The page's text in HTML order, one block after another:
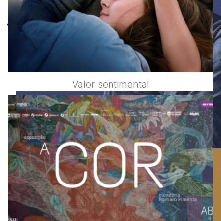
Iniciação à Filosofia a partir
da Vida: Percurso
Exploratório
Valor sentimental